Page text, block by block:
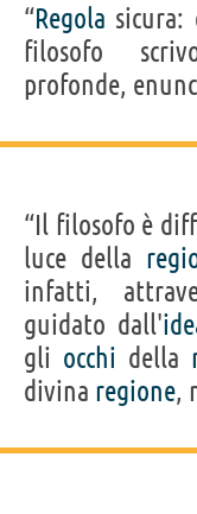
“Regola sicura:
filosofo
profonde,
“Il filosofo è
luce della
infatti,
guidato dall'
gli occhi della
divina regione,